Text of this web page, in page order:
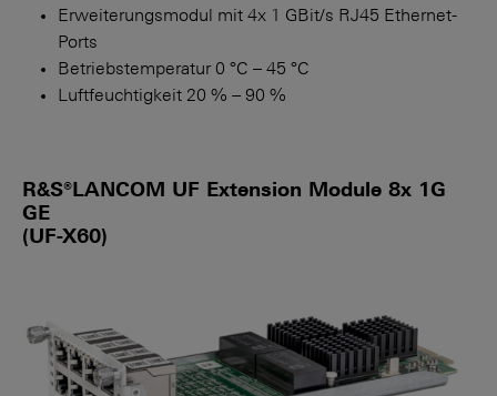
Erweiterungsmodul mit 4x 1 GBit/s RJ45 Ethernet-
Ports
Betriebstemperatur 0 °C – 45 °C
Luftfeuchtigkeit 20 % – 90 %
R&S®LANCOM UF Extension Module 8x 1G
GE
(UF-X60)